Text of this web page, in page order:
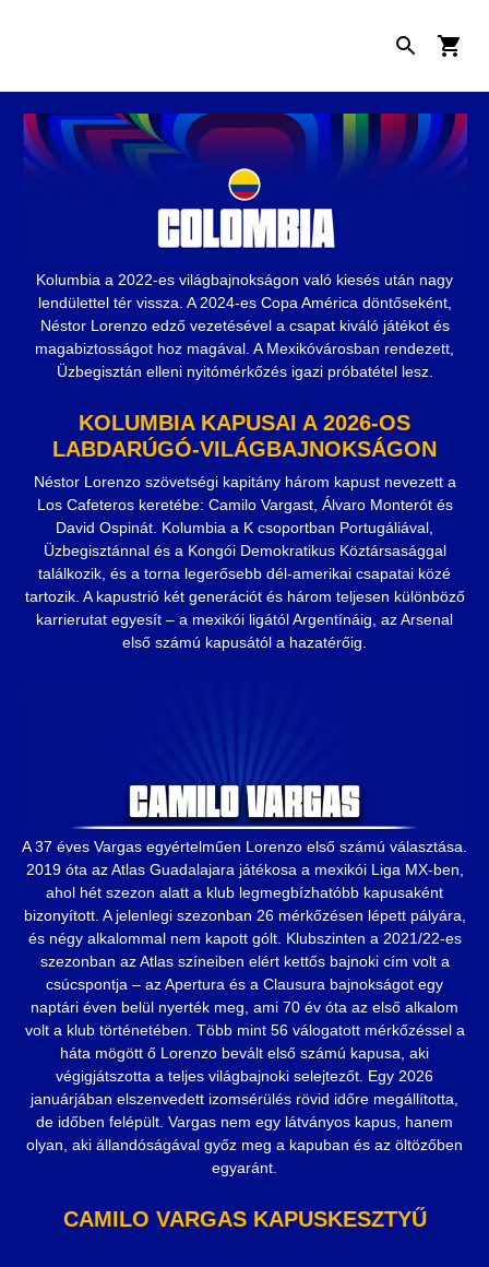
Kolumbia a 2022-es világbajnokságon való kiesés után nagy
lendülettel tér vissza. A 2024-es Copa América döntőseként,
Néstor Lorenzo edző vezetésével a csapat kiváló játékot és
magabiztosságot hoz magával. A Mexikóvárosban rendezett,
Üzbegisztán elleni nyitómérkőzés igazi próbatétel lesz.
KOLUMBIA KAPUSAI A 2026-OS
LABDARÚGÓ-VILÁGBAJNOKSÁGON
Néstor Lorenzo szövetségi kapitány három kapust nevezett a
Los Cafeteros keretébe: Camilo Vargast, Álvaro Monterót és
David Ospinát. Kolumbia a K csoportban Portugáliával,
Üzbegisztánnal és a Kongói Demokratikus Köztársasággal
találkozik, és a torna legerősebb dél-amerikai csapatai közé
tartozik. A kapustrió két generációt és három teljesen különböző
karrierutat egyesít – a mexikói ligától Argentínáig, az Arsenal
első számú kapusától a hazatérőig.
A 37 éves Vargas egyértelműen Lorenzo első számú választása.
2019 óta az Atlas Guadalajara játékosa a mexikói Liga MX-ben,
ahol hét szezon alatt a klub legmegbízhatóbb kapusaként
bizonyított. A jelenlegi szezonban 26 mérkőzésen lépett pályára,
és négy alkalommal nem kapott gólt. Klubszinten a 2021/22-es
szezonban az Atlas színeiben elért kettős bajnoki cím volt a
csúcspontja – az Apertura és a Clausura bajnokságot egy
naptári éven belül nyerték meg, ami 70 év óta az első alkalom
volt a klub történetében. Több mint 56 válogatott mérkőzéssel a
háta mögött ő Lorenzo bevált első számú kapusa, aki
végigjátszotta a teljes világbajnoki selejtezőt. Egy 2026
januárjában elszenvedett izomsérülés rövid időre megállította,
de időben felépült. Vargas nem egy látványos kapus, hanem
olyan, aki állandóságával győz meg a kapuban és az öltözőben
egyaránt.
CAMILO VARGAS KAPUSKESZTYŰ